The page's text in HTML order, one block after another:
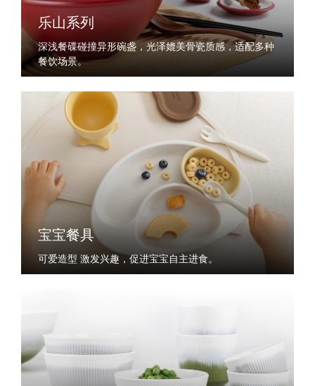
乐山系列
深浅餐碟碰撞异形碗盏，光泽媲美骨瓷质感，适配多种
餐饮场景。
宝宝餐具
可爱造型 激发兴趣，促进宝宝自主进食。